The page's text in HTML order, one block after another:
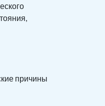
причины